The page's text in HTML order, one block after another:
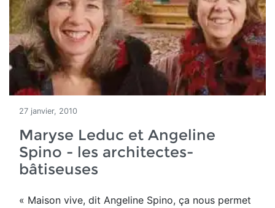
27 janvier, 2010
Maryse Leduc et Angeline
Spino - les architectes-
bâtiseuses
« Maison vive, dit Angeline Spino, ça nous permet